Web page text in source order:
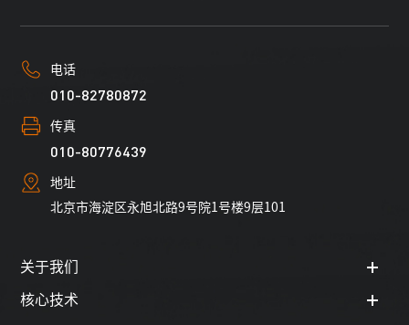
电话
010-82780872
传真
010-80776439
地址
北京市海淀区永旭北路9号院1号楼9层101
关于我们
核心技术